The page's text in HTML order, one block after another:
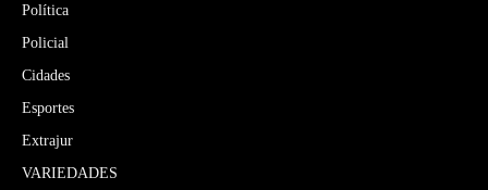
Política
Policial
Cidades
Esportes
Extrajur
VARIEDADES